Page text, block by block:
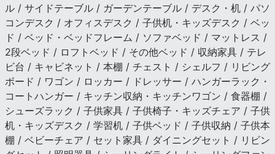
ル / サイドテーブル / ガーデンテーブル / デスク・机 / パソ
コンデスク / オフィスデスク / 子供机・キッズデスク / ベッ
ド / ベッド・ベッドフレーム / ソファベッド / マットレス /
2段ベッド / ロフトベッド / その他ベッド / 収納家具 / テレ
ビ台 / キャビネット / 本棚 / チェスト / シェルフ / リビング
ボード / ワゴン / ロッカー / ドレッサー / ハンガーラック・
コートハンガー / キッチン収納・キッチンワゴン / 食器棚 /
シューズラック / 子供家具 / 子供椅子・キッズチェア / 子供
机・キッズデスク / 学習机 / 子供ベッド / 子供収納 / 子供本
棚 / ベビーチェア / セット家具 / ダイニングセット / リビン